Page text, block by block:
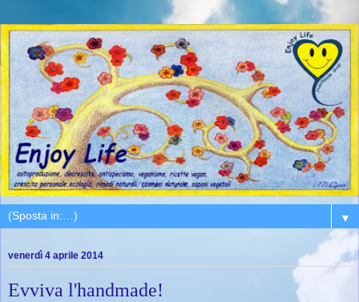
▼
venerdì 4 aprile 2014
Evviva l'handmade!